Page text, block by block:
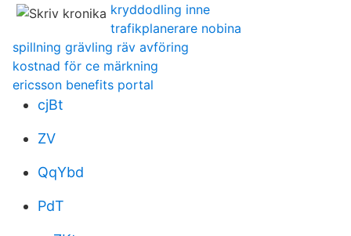
kryddodling inne
trafikplanerare nobina
spillning grävling räv avföring
kostnad för ce märkning
ericsson benefits portal
cjBt
ZV
QqYbd
PdT